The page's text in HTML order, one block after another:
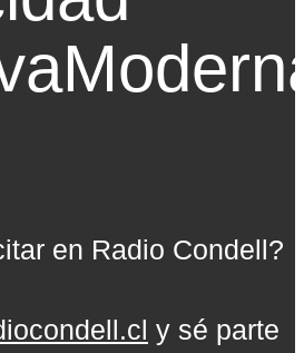
en Radio Condell?
y sé parte